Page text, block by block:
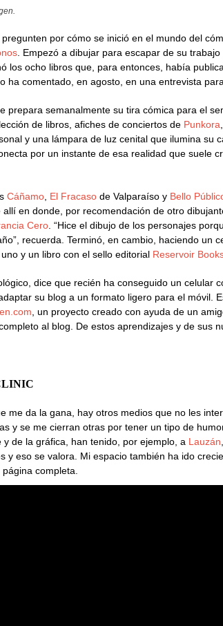
por cómo se inició en el mundo del
. Empezó a dibujar para escapar de su
los ocho libros que, para entonces, había
ha comentado, en agosto, en una entrevista para
prepara semanalmente su tira cómica para el
de libros, afiches de conciertos de Punkora
y una lámpara de luz cenital que ilumina su
por un instante de esa realidad que suele
Cáñamo El Fracaso de Valparaíso y Bello
en donde, por recomendación de otro
Cero . “Hice el dibujo de los personajes
recuerda. Terminó, en cambio, haciendo un
y un libro con el sello editorial Reservoir
dice que recién ha conseguido un celular
su blog a un formato ligero para el móvil.
, un proyecto creado con ayuda de un
al blog. De estos aprendizajes y de sus
me da la gana, hay otros medios que no les
y se me cierran otras por tener un tipo de
de la gráfica, han tenido, por ejemplo, a Lauzán
y eso se valora. Mi espacio también ha ido
completa.